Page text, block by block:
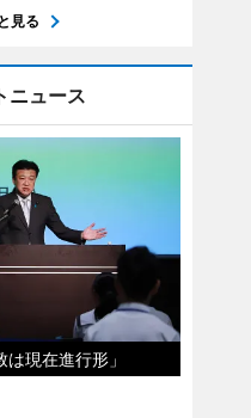
見る
ニュース
現在進行形」